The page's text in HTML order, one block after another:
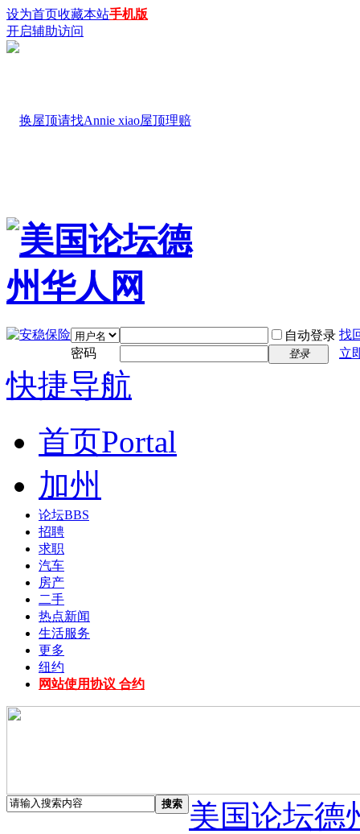
设为首页收藏本站手机版
开启辅助访问
自动登录 找
密码
登录 立
快捷导航
首页Portal
加州
论坛BBS
招聘
求职
汽车
房产
二手
热点新闻
生活服务
更多
纽约
网站使用协议 合约
搜索
美国论坛德